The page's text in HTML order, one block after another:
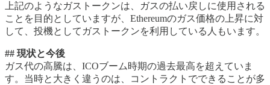
上記のようなガストークンは、ガスの払い戻しに使用される
ことを目的としていますが、Ethereumのガス価格の上昇に対
して、投機としてガストークンを利用している人もいます。
## 現状と今後
ガス代の高騰は、ICOブーム時期の過去最高を超えていま
す。当時と大きく違うのは、コントラクトでできることが多